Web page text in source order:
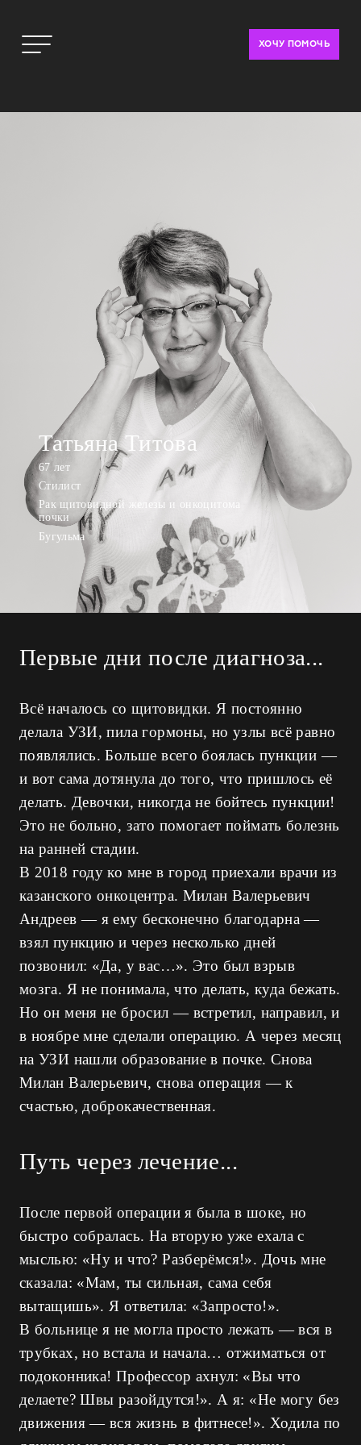
ХОЧУ ПОМОЧЬ
Татьяна Титова
67 лет
Стилист
Рак щитовидной железы и онкоцитома
почки
Бугульма
Первые дни после диагноза...
Всё началось со щитовидки. Я постоянно
делала УЗИ, пила гормоны, но узлы всё равно
появлялись. Больше всего боялась пункции —
и вот сама дотянула до того, что пришлось её
делать. Девочки, никогда не бойтесь пункции!
Это не больно, зато помогает поймать болезнь
на ранней стадии.
В 2018 году ко мне в город приехали врачи из
казанского онкоцентра. Милан Валерьевич
Андреев — я ему бесконечно благодарна —
взял пункцию и через несколько дней
позвонил: «Да, у вас…». Это был взрыв
мозга. Я не понимала, что делать, куда бежать.
Но он меня не бросил — встретил, направил, и
в ноябре мне сделали операцию. А через месяц
на УЗИ нашли образование в почке. Снова
Милан Валерьевич, снова операция — к
счастью, доброкачественная.
Путь через лечение...
После первой операции я была в шоке, но
быстро собралась. На вторую уже ехала с
мыслью: «Ну и что? Разберёмся!». Дочь мне
сказала: «Мам, ты сильная, сама себя
вытащишь». Я ответила: «Запросто!».
В больнице я не могла просто лежать — вся в
трубках, но встала и начала… отжиматься от
подоконника! Профессор ахнул: «Вы что
делаете? Швы разойдутся!». А я: «Не могу без
движения — вся жизнь в фитнесе!». Ходила по